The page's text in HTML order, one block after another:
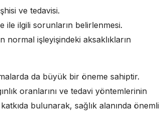
ve tedavisi.
ile ilgili sorunların belirlenmesi.
normal işleyişindeki aksaklıkların
da büyük bir öneme sahiptir.
oranlarını ve tedavi yöntemlerinin
bulunarak, sağlık alanında önemli